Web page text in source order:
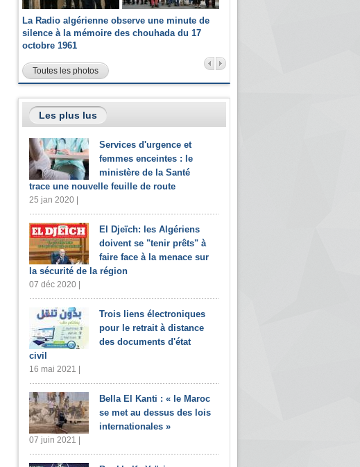
La Radio algérienne observe une minute de
silence à la mémoire des chouhada du 17
octobre 1961
Toutes les photos
Les plus lus
Services d'urgence et
femmes enceintes : le
ministère de la Santé
trace une nouvelle feuille de route
25 jan 2020 |
El Djeïch: les Algériens
doivent se "tenir prêts" à
faire face à la menace sur
la sécurité de la région
07 déc 2020 |
Trois liens électroniques
pour le retrait à distance
des documents d'état
civil
16 mai 2021 |
Bella El Kanti : « le Maroc
se met au dessus des lois
internationales »
07 juin 2021 |